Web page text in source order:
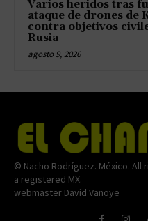
Varios heridos tras
ataque de drones de
contra objetivos
Rusia
agosto 9, 2026
© Nacho Rodríguez. México. All
a registered MX.
webmaster David Vanoye